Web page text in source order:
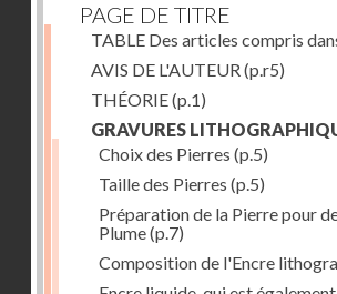
PAGE DE TITRE
TABLE Des articles compris
AVIS DE L'AUTEUR (p.r5)
THÉORIE(p.1)
GRAVURES
Choix des Pierres (p.5)
Taille des Pierres (p.5)
Préparation de la Pierre pour
Plume(p.7)
Composition de l'Encre